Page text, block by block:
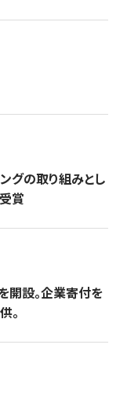
グの取り組みとし
賞
開設。企業寄付を
。